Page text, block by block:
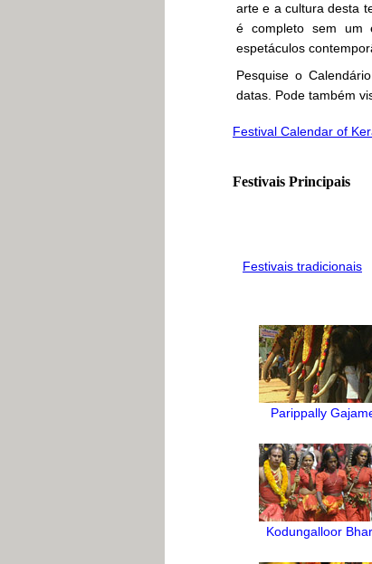
arte e a cultura desta
é completo sem um
espetáculos
Pesquise o
datas. Pode também
Festival Calendar of
Festivais Principais
Festivais tradicionais
Parippally
Kodungalloor